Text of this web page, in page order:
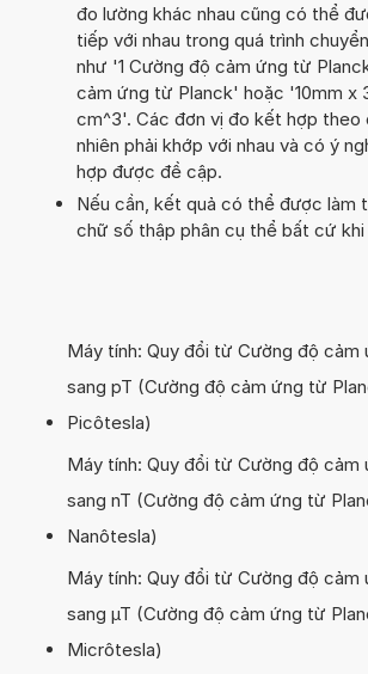
đo lường khác nhau cũng có thể
tiếp với nhau trong quá trình
như '1 Cường độ cảm ứng từ
cảm ứng từ Planck' hoặc '10mm x
cm^3'. Các đơn vị đo kết hợp theo
nhiên phải khớp với nhau và có ý
hợp được đề cập.
Nếu cần, kết quả có thể được làm
chữ số thập phân cụ thể bất cứ
Máy tính: Quy đổi từ Cường độ cảm
sang pT (Cường độ cảm ứng từ
Picôtesla)
Máy tính: Quy đổi từ Cường độ cảm
sang nT (Cường độ cảm ứng từ
Nanôtesla)
Máy tính: Quy đổi từ Cường độ cảm
sang µT (Cường độ cảm ứng từ
Micrôtesla)